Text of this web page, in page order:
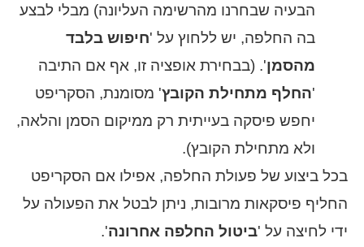
הבעיה שבחרנו מהרשימה העליונה) מבלי לבצע
בה החלפה, יש ללחוץ על 'חיפוש בלבד
מהסמן'. (בבחירת אופציה זו, אף אם התיבה
'החלף מתחילת הקובץ' מסומנת, הסקריפט
יחפש פיסקה בעייתית רק ממיקום הסמן והלאה,
ולא מתחילת הקובץ).
בכל ביצוע של פעולת החלפה, אפילו אם הסקריפט
החליף פיסקאות מרובות, ניתן לבטל את הפעולה על
ידי לחיצה על 'ביטול החלפה אחרונה'.